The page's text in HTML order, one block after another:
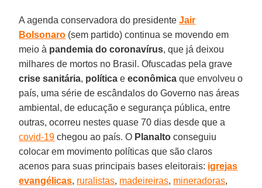
A agenda conservadora do presidenteJair
Bolsonaro (sem partido) continua se movendo em
meio à pandemia do coronavírus, que já deixou
milhares de mortos no Brasil. Ofuscadas pela grave
crise sanitária, política eeconômica que envolveu o
país, uma série de escândalos do Governo nas áreas
ambiental, de educação e segurança pública, entre
outras, ocorreu nestes quase 70 dias desde que a
covid-19 chegou ao país. O Planalto conseguiu
colocar em movimento políticas que são claros
acenos para suas principais bases eleitorais: igrejas
evangélicas, ruralistas, madeireiras, mineradoras,